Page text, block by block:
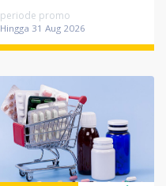
periode promo
Hingga 31 Aug 2026